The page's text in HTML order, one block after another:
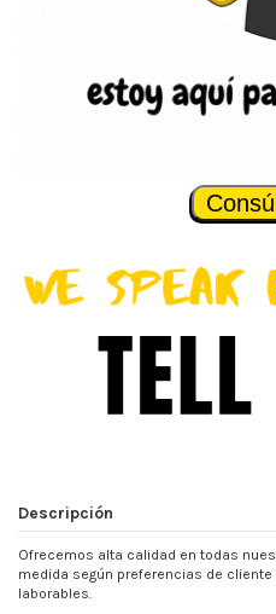
Descripción
Ofrecemos alta calidad en todas
medida según preferencias de
laborables.